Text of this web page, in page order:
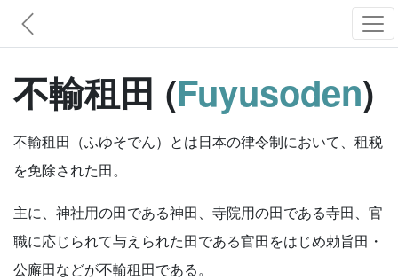
不輸租田 (Fuyusoden)
不輸租田（ふゆそでん）とは日本の律令制において、租税
を免除された田。
主に、神社用の田である神田、寺院用の田である寺田、官
職に応じられて与えられた田である官田をはじめ勅旨田・
公廨田などが不輸租田である。